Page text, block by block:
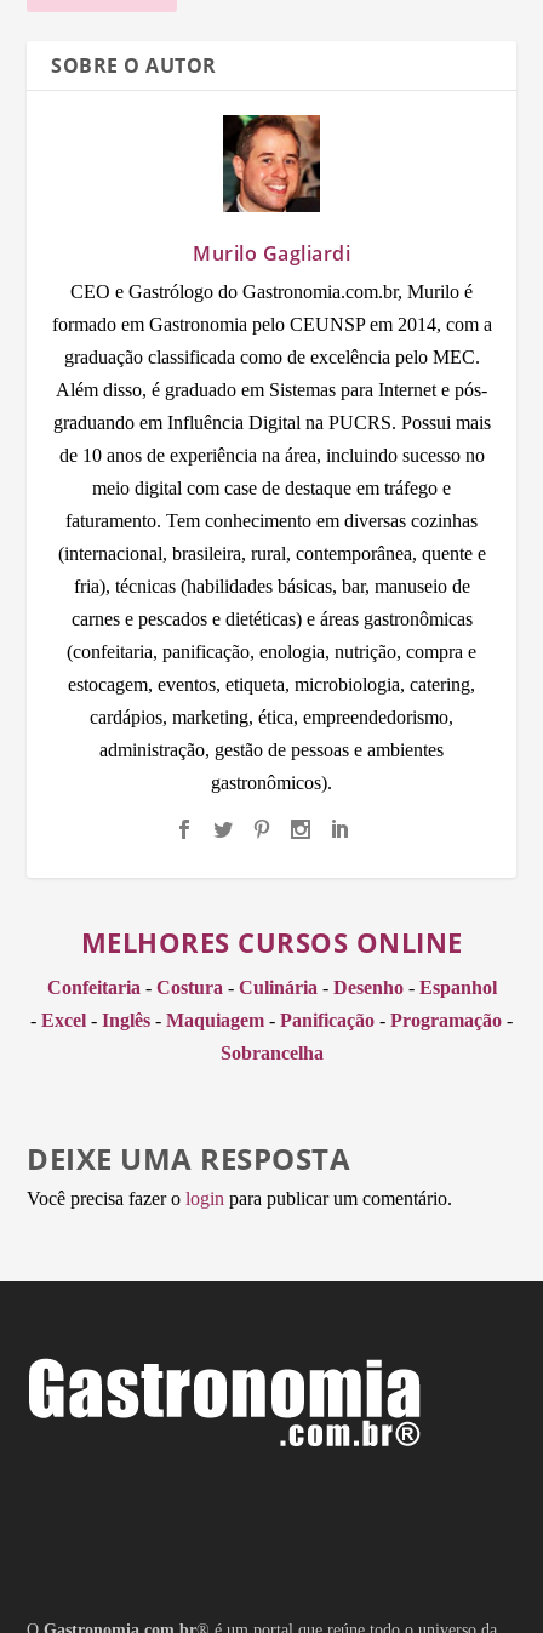
SOBRE O AUTOR
Murilo Gagliardi
CEO e Gastrólogo do Gastronomia.com.br, Murilo é
formado em Gastronomia pelo CEUNSP em 2014, com a
graduação classificada como de excelência pelo MEC.
Além disso, é graduado em Sistemas para Internet e pós-
graduando em Influência Digital na PUCRS. Possui mais
de 10 anos de experiência na área, incluindo sucesso no
meio digital com case de destaque em tráfego e
faturamento. Tem conhecimento em diversas cozinhas
(internacional, brasileira, rural, contemporânea, quente e
fria), técnicas (habilidades básicas, bar, manuseio de
carnes e pescados e dietéticas) e áreas gastronômicas
(confeitaria, panificação, enologia, nutrição, compra e
estocagem, eventos, etiqueta, microbiologia, catering,
cardápios, marketing, ética, empreendedorismo,
administração, gestão de pessoas e ambientes
gastronômicos).
MELHORES CURSOS ONLINE
Confeitaria - Costura - Culinária - Desenho- Espanhol
- Excel - Inglês - Maquiagem - Panificação - Programação -
Sobrancelha
DEIXE UMA RESPOSTA
Você precisa fazer ologin para publicar um comentário.